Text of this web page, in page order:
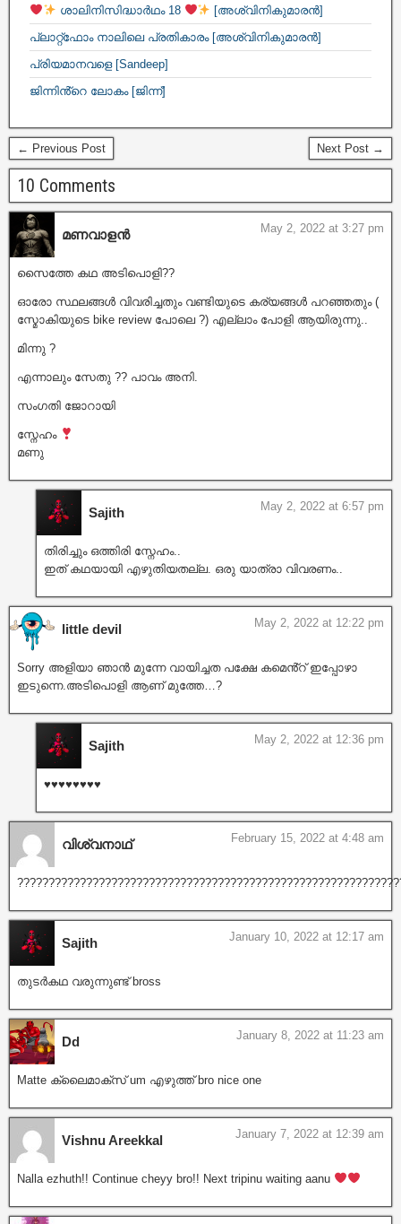
ശാലിനിസിദ്ധാർഥം 18
[അശ്വിനികുമാരൻ]
പ്ലാറ്റ്ഫോം നാലിലെ പ്രതികാരം [അശ്വിനികുമാരൻ]
പ്രിയമാനവളെ [Sandeep]
ജിന്നിൻ്റെ ലോകം [ജിന്ന്]
← Previous Post Next Post →
10 Comments
മണവാളൻ May 2, 2022 at 3:27 pm
സൈത്തേ കഥ അടിപൊളി??
ഓരോ സ്ഥലങ്ങൾ വിവരിച്ചതും വണ്ടിയുടെ കര്യങ്ങൾ പറഞ്ഞതും (
സ്മോകിയുടെ bike review പോലെ ?) എല്ലാം പോളി ആയിരുന്നു..
മിന്നു ?
എന്നാലും സേതു ?? പാവം അനി.
സംഗതി ജോറായി
സ്നേഹം
മണു
Sajith May 2, 2022 at 6:57 pm
തിരിച്ചും ഒത്തിരി സ്നേഹം..
ഇത് കഥയായി എഴുതിയതല്ല. ഒരു യാത്രാ വിവരണം..
little devil May 2, 2022 at 12:22 pm
Sorry അളിയാ ഞാൻ മുന്നേ വായിച്ചത പക്ഷേ കമെൻ്റ് ഇപ്പോഴാ
ഇടുന്നെ.അടിപൊളി ആണ് മുത്തേ…?
Sajith May 2, 2022 at 12:36 pm
♥️♥️♥️♥️♥️♥️♥️♥️
വിശ്വനാഥ് February 15, 2022 at 4:48 am
Sajith January 10, 2022 at 12:17 am
തുടർകഥ വരുന്നുണ്ട് bross
Dd January 8, 2022 at 11:23 am
Matte ക്ലൈമാക്സ് um എഴുത്ത് bro nice one
Vishnu Areekkal January 7, 2022 at 12:39 am
Nalla ezhuth!! Continue cheyy bro!! Next tripinu waiting aanu